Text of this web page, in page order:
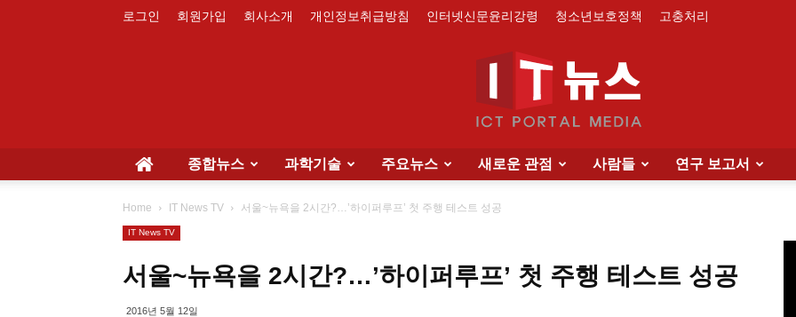
로그인 회원가입 회사소개 개인정보취급방침 인터넷신문윤리강령 청소년보호정책 고충처리
종합뉴스 과학기술 주요뉴스 새로운 관점 사람들 연구 보고서
Home IT News TV 서울~뉴욕을 2시간?…’하이퍼루프’ 첫 주행 테스트 성공
IT News TV
서울~뉴욕을 2시간?…’하이퍼루프’ 첫 주행 테스트 성공
2016년 5월 12일